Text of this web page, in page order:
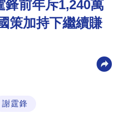
鋒前年斥1,240萬
策加持下繼續賺
謝霆鋒